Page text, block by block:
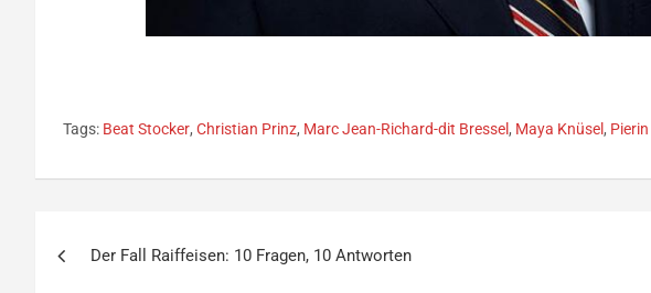
Tags: Beat Stocker, Christian Prinz, Marc Jean-Richard-dit Bressel, Maya Knüsel,
Der Fall Raiffeisen: 10 Fragen, 10 Antworten